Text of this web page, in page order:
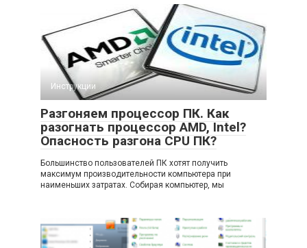
Инструкции
Разгоняем процессор ПК. Как
разогнать процессор AMD, Intel?
Опасность разгона CPU ПК?
Большинство пользователей ПК хотят получить
максимум производительности компьютера при
наименьших затратах. Собирая компьютер, мы